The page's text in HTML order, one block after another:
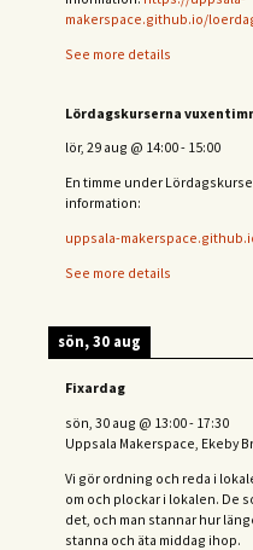
makerspace.github.io/
See more details
Lördagskurserna
lör, 29 aug @ 14:00- 15:00
En timme under
information:
uppsala-
See more details
sön, 30 aug
Fixardag
sön, 30 aug @ 13:00- 17:30
Uppsala Makerspace, Ekeby
Vi gör ordning och reda i
om och plockar i lokalen. De
det, och man stannar hur
stanna och äta middag ihop.